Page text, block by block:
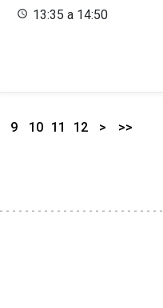
13:35 a 14:50
9 10 11 12 > >>